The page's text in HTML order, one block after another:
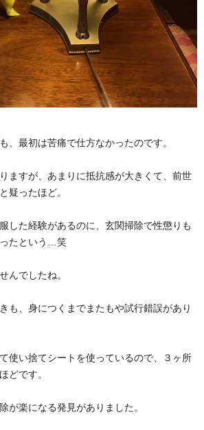
、最初は苦痛で仕方なかったのです。
ますが、あまりに抵抗感が大きくて、前世
疑ったほど。
した経験があるのに、玄関掃除で性懲りも
たという…笑
んでしたね。
も、身につくまでまたもや試行錯誤があり
使い捨てシートを使っているので、３ヶ所
どです。
が楽になる発見がありました。